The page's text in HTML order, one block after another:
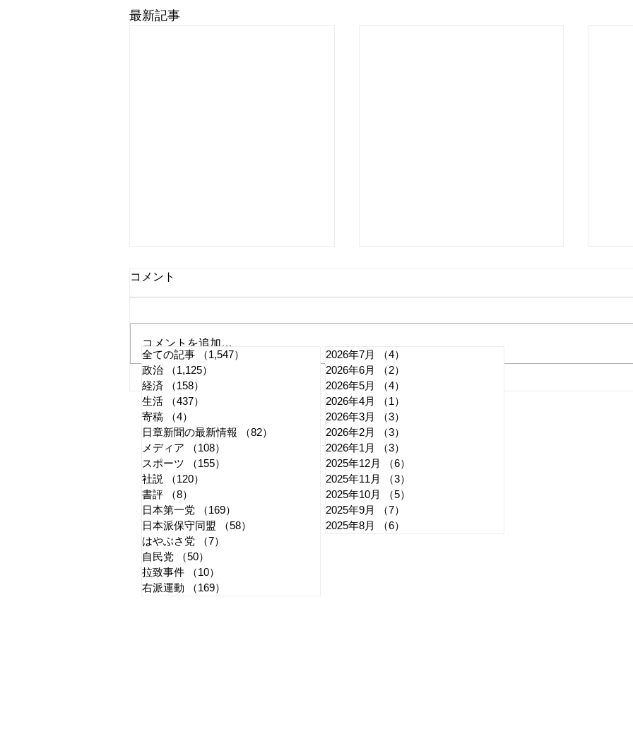
最新記事
れいわ・山本太郎が代表辞
任 日本第一党・桜井誠と似
たような引退劇
日本保守党離党の竹上裕子議
員『最側近』日本第一党の
3000万円負債騒動も関与か
コメント
コメントを追加…
全ての記事
（1,547）
政治
（1,125）
経済
（158）
生活
（437）
寄稿
（4）
日章新聞の最新情報
（82）
82件の記事
メディア
（108）
スポーツ
（155）
社説
（120）
書評
（8）
日本第一党
（169）
日本派保守同盟
（58）
はやぶさ党
（7）
自民党
（50）
拉致事件
（10）
右派運動
（169）
2026年7月 （4）
2026年6月
（2）
2026年5月
（4）
2026年4月
（1）
2026年3月
（3）
2026年2月
（3）
2026年1月
（3）
2025年12月
（6）
2025年11月
（3）
2025年10月
（5）
2025年9月
（7）
2025年8月
（6）